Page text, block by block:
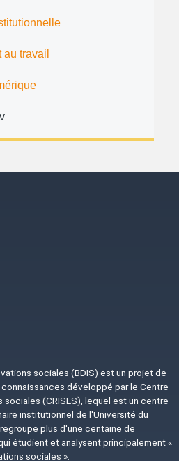
au travail
sociales (BDIS) est un projet de
développé par le Centre
(CRISES), lequel est un centre
institutionnel de l'Université du
plus d'une centaine de
étudient et analysent principalement «
sociales ».